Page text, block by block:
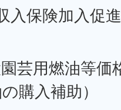
入保険加入促
園芸用燃油等
購入補助）